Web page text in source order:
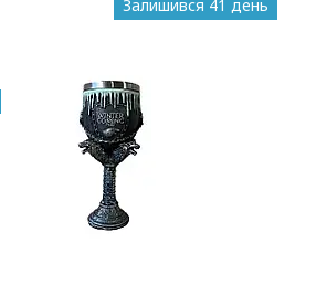
Залишився 41 день